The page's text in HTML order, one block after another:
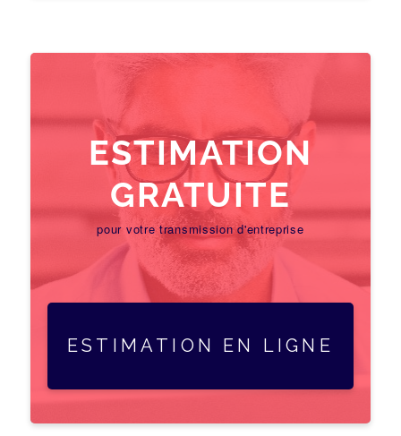
ESTIMATION
GRATUITE
pour votre transmission d'entreprise
ESTIMATION EN LIGNE